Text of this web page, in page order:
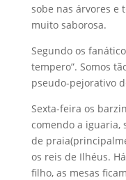
sobe nas árvores e
muito saborosa.
Segundo os
tempero”. Somos
pseudo-pejorativo
Sexta-feira os
comendo a iguaria,
de
os reis de Ilhéus.
filho, as mesas